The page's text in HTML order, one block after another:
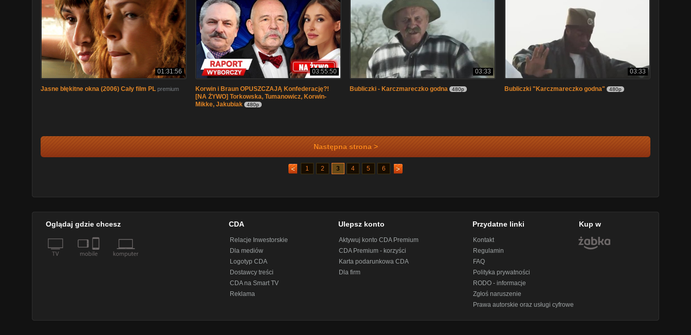
01:31:56
Jasne błękitne okna (2006) Cały film PL premium
03:55:50
Korwin i Braun OPUSZCZAJĄ Konfederację?!
[NA ŻYWO] Torkowska, Tumanowicz, Korwin-
Mikke, Jakubiak
480p
03:33
Bubliczki - Karczmareczko godna 480p
03:33
Bubliczki "Karczmareczko godna" 480p
Następna strona >
1 2 3 4 5 6
Oglądaj gdzie chcesz CDA
Relacje Inwestorskie
Dla mediów
Logotyp CDA
Dostawcy treści
CDA na Smart TV
Reklama
Ulepsz konto
Aktywuj konto CDA Premium
CDA Premium - korzyści
Karta podarunkowa CDA
Dla firm
Przydatne linki
Kontakt
Regulamin
FAQ
Polityka prywatności
RODO - informacje
Zgłoś naruszenie
Prawa autorskie oraz usługi cyfrowe
Kup w